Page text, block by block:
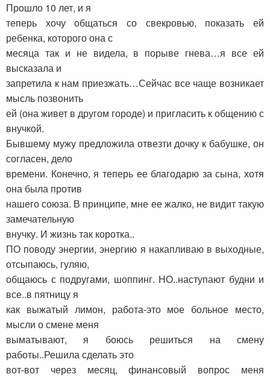
Прошло 10 лет, и я
теперь хочу общаться со свекровью, показать ей
ребенка, которого она с
месяца так и не видела, в порыве гнева…я все ей
высказала и
запретила к нам приезжать…Сейчас все чаще возникает
мысль позвонить
ей (она живет в другом городе) и пригласить к общению с
внучкой.
Бывшему мужу предложила отвезти дочку к бабушке, он
согласен, дело
времени. Конечно, я теперь ее благодарю за сына, хотя
она была против
нашего союза. В принципе, мне ее жалко, не видит такую
замечательную
внучку. И жизнь так коротка..
ПО поводу энергии, энергию я накапливаю в выходные,
отсыпаюсь, гуляю,
общаюсь с подругами, шоппинг. НО..наступают будни и
все..в пятницу я
как выжатый лимон, работа-это мое больное место,
мысли о смене меня
выматывают, я боюсь решиться на смену
работы..Решила сделать это
вот-вот через месяц, финансовый вопрос меня